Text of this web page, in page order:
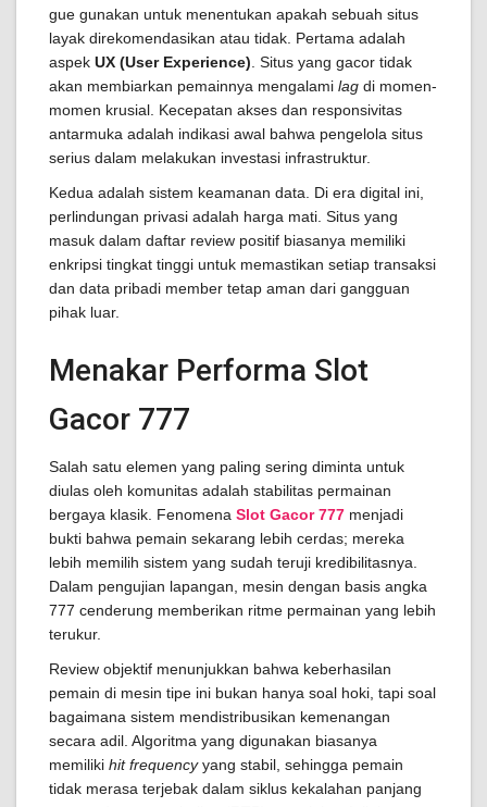
gue gunakan untuk menentukan apakah sebuah situs
layak direkomendasikan atau tidak. Pertama adalah
aspek UX (User Experience) . Situs yang gacor tidak
akan membiarkan pemainnya mengalami lag di momen-
momen krusial. Kecepatan akses dan responsivitas
antarmuka adalah indikasi awal bahwa pengelola situs
serius dalam melakukan investasi infrastruktur.
Kedua adalah sistem keamanan data. Di era digital ini,
perlindungan privasi adalah harga mati. Situs yang
masuk dalam daftar review positif biasanya memiliki
enkripsi tingkat tinggi untuk memastikan setiap transaksi
dan data pribadi member tetap aman dari gangguan
pihak luar.
Menakar Performa Slot
Gacor 777
Salah satu elemen yang paling sering diminta untuk
diulas oleh komunitas adalah stabilitas permainan
bergaya klasik. Fenomena Slot Gacor 777 menjadi
bukti bahwa pemain sekarang lebih cerdas; mereka
lebih memilih sistem yang sudah teruji kredibilitasnya.
Dalam pengujian lapangan, mesin dengan basis angka
777 cenderung memberikan ritme permainan yang lebih
terukur.
Review objektif menunjukkan bahwa keberhasilan
pemain di mesin tipe ini bukan hanya soal hoki, tapi soal
bagaimana sistem mendistribusikan kemenangan
secara adil. Algoritma yang digunakan biasanya
memiliki hit frequencyyang stabil, sehingga pemain
tidak merasa terjebak dalam siklus kekalahan panjang